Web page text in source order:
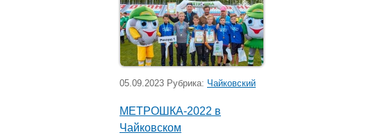
05.09.2023 Рубрика: Чайковский
МЕТРОШКА-2022 в
Чайковском